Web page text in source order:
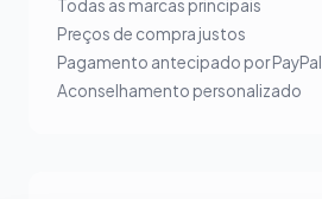
Todas as marcas principais
Preços de compra justos
Pagamento antecipado por PayPal
Aconselhamento personalizado